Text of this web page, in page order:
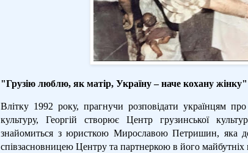
"Грузію люблю, як матір, Україну – наче кохану жінку"
Влітку 1992 року, прагнучи розповідати українцям
культуру, Георгій створює Центр грузинської
знайомиться з юристкою Мирославою Петришин, яка
співзасновницею Центру та партнеркою в його майбутніх